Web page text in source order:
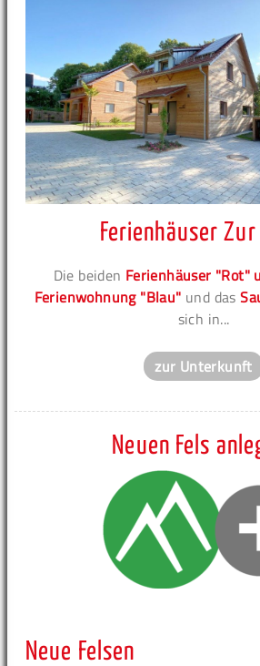
Ferienhäuser
Die beiden Ferienhäuser "Rot"
Ferienwohnung "Blau" und das
sich in...
zur Unterkunft
Neuen Fels
Neue Felsen